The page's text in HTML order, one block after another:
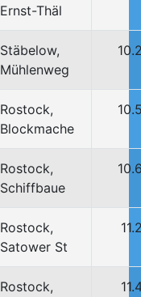
Ernst-Thäl
Stäbelow,
Mühlenweg
Rostock,
Blockmache
Rostock,
Schiffbaue
Rostock,
Satower St
Rostock,